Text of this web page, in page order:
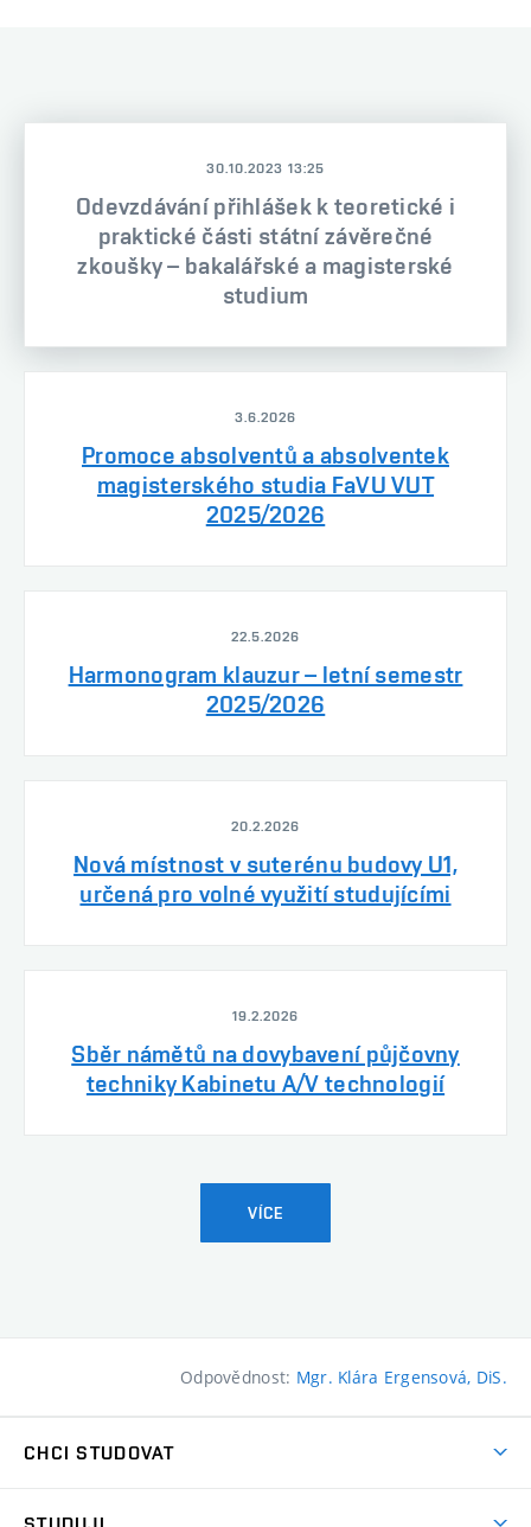
30.10.2023 13:25
Odevzdávání přihlášek k teoretické i
praktické části státní závěrečné
zkoušky – bakalářské a magisterské
studium
3.6.2026
Promoce absolventů a absolventek
magisterského studia FaVU VUT
2025/2026
22.5.2026
Harmonogram klauzur – letní semestr
2025/2026
20.2.2026
Nová místnost v suterénu budovy U1,
určená pro volné využití studujícími
19.2.2026
Sběr námětů na dovybavení půjčovny
techniky Kabinetu A/V technologií
VÍCE
Odpovědnost: Mgr. Klára Ergensová, DiS.
CHCI STUDOVAT